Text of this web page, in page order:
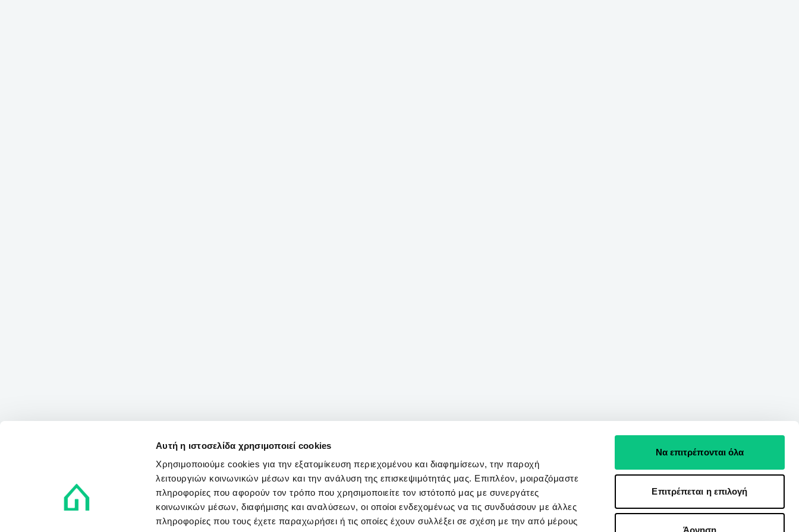
Αυτή η ιστοσελίδα χρησιμοποιεί cookies
Χρησιμοποιούμε cookies για την εξατομίκευση περιεχομένου και διαφημίσεων, την παροχή
λειτουργιών κοινωνικών μέσων και την ανάλυση της επισκεψιμότητάς μας. Επιπλέον, μοιραζόμαστε
πληροφορίες που αφορούν τον τρόπο που χρησιμοποιείτε τον ιστότοπό μας με συνεργάτες
κοινωνικών μέσων, διαφήμισης και αναλύσεων, οι οποίοι ενδεχομένως να τις συνδυάσουν με άλλες
πληροφορίες που τους έχετε παραχωρήσει ή τις οποίες έχουν συλλέξει σε σχέση με την από μέρους
Να επιτρέπονται όλα
Επιτρέπεται η επιλογή
Άρνηση